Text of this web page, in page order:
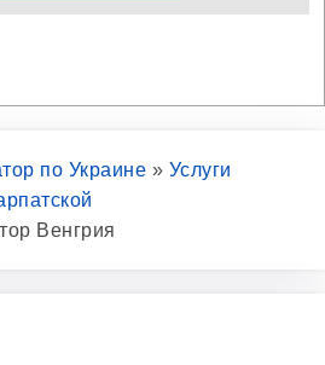
по Украине » Услуги
Венгрия